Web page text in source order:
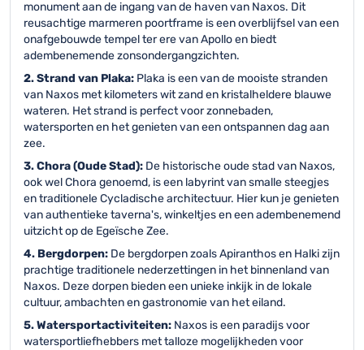
monument aan de ingang van de haven van Naxos. Dit
reusachtige marmeren poortframe is een overblijfsel van een
onafgebouwde tempel ter ere van Apollo en biedt
adembenemende zonsondergangzichten.
2. Strand van Plaka: Plaka is een van de mooiste stranden
van Naxos met kilometers wit zand en kristalheldere blauwe
wateren. Het strand is perfect voor zonnebaden,
watersporten en het genieten van een ontspannen dag aan
zee.
3. Chora (Oude Stad): De historische oude stad van Naxos,
ook wel Chora genoemd, is een labyrint van smalle steegjes
en traditionele Cycladische architectuur. Hier kun je genieten
van authentieke taverna's, winkeltjes en een adembenemend
uitzicht op de Egeïsche Zee.
4. Bergdorpen: De bergdorpen zoals Apiranthos en Halki zijn
prachtige traditionele nederzettingen in het binnenland van
Naxos. Deze dorpen bieden een unieke inkijk in de lokale
cultuur, ambachten en gastronomie van het eiland.
5. Watersportactiviteiten: Naxos is een paradijs voor
watersportliefhebbers met talloze mogelijkheden voor